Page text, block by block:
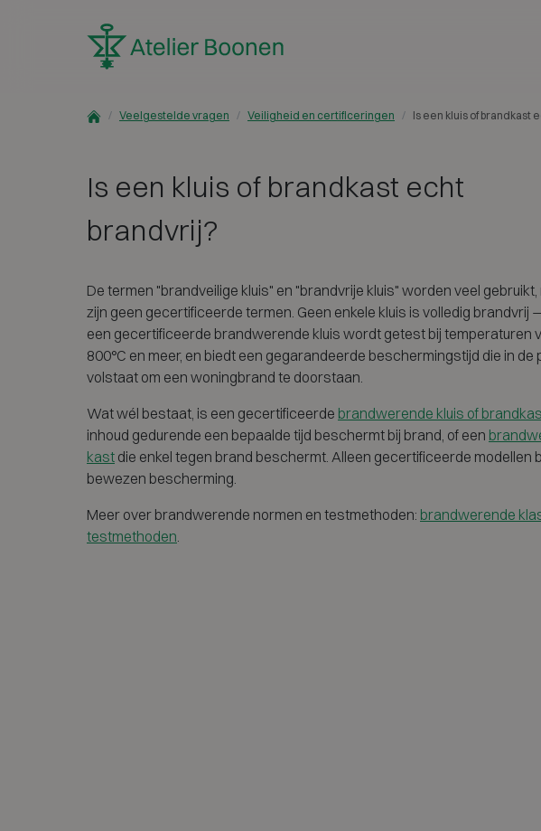
Veelgestelde vragen Veiligheid en certificeringen Is een kluis of brandkast
Is een kluis of brandkast echt
brandvrij?
De termen "brandveilige kluis" en "brandvrije kluis" worden veel
zijn geen gecertificeerde termen. Geen enkele kluis is volledig brandvrij
een gecertificeerde brandwerende kluis wordt getest bij temperaturen
800°C en meer, en biedt een gegarandeerde beschermingstijd die in de
volstaat om een woningbrand te doorstaan.
Wat wél bestaat, is een gecertificeerde brandwerende kluis of
inhoud gedurende een bepaalde tijd beschermt bij brand, of een
kast die enkel tegen brand beschermt. Alleen gecertificeerde modellen
bewezen bescherming.
Meer over brandwerende normen en testmethoden: brandwerende
testmethoden.